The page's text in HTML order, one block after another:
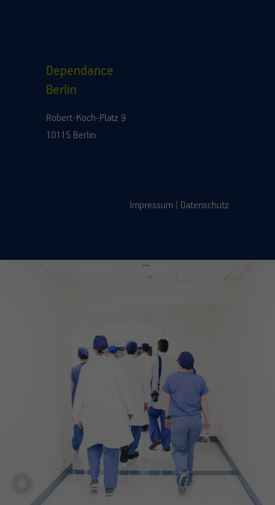
Dependance
Berlin
Robert-Koch-Platz 9
10115 Berlin
Impressum Datenschutz